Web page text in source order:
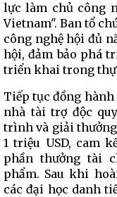
lực làm chủ công
Vietnam". Ban tổ
công nghệ hội đủ
hội, đảm bảo phá
triển khai trong
Tiếp tục đồng
nhà tài trợ độc
trình và giải thưởng
1 triệu USD, cam
phần thưởng tài
phẩm. Sau khi
các đại học danh